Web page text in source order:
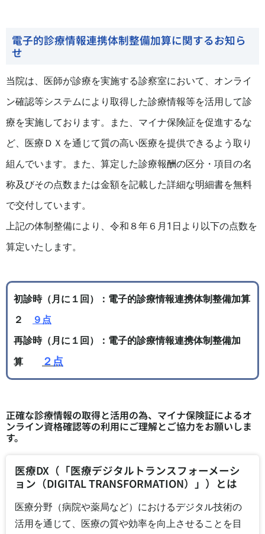
電子的診療情報連携体制整備加算に関するお知ら
せ
当院は、医師が診療を実施する診察室において、オンライ
ン確認等システムにより取得した診療情報等を活用して診
療を実施しております。また、マイナ保険証を促進するな
ど、医療ＤＸを通じて質の高い医療を提供できるよう取り
組んでいます。また、算定した診療報酬の区分・項目の名
称及びその点数または金額を記載した詳細な明細書を無料
で交付しています。
上記の体制整備により、令和８年６月1日より以下の点数を
算定いたします。
初診時（月に１回）：電子的診療情報連携体制整備加算
２
９点
再診時（月に１回）：電子的診療情報連携体制整備加
算
２点
正確な診療情報の取得と活用の為、マイナ保険証によるオ
ンライン資格確認等の利用にご理解とご協力をお願いしま
す。
医療DX（「医療デジタルトランスフォーメーシ
ョン（DIGITAL TRANSFORMATION）」）とは
医療分野（病院や薬局など）におけるデジタル技術の
活用を通じて、医療の質や効率を向上させることを目